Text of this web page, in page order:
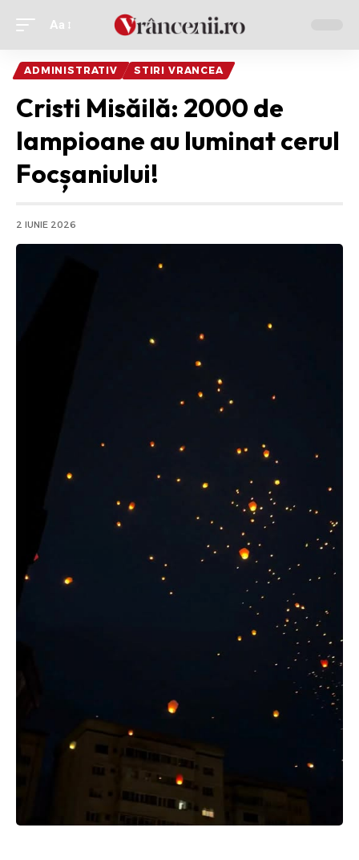
Ajustor
font
Aa
ADMINISTRATIV STIRI VRANCEA
Cristi Misăilă: 2000 de
lampioane au luminat cerul
Focșaniului!
2 IUNIE 2026